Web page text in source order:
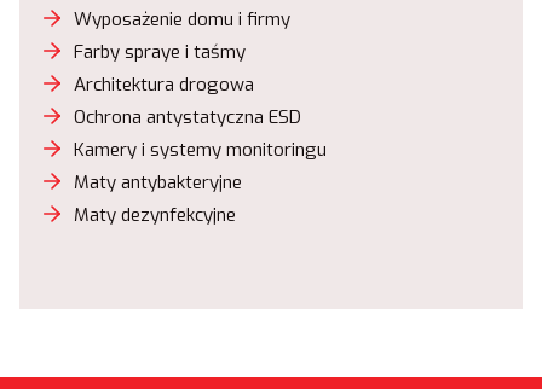
Wyposażenie domu i firmy
Farby spraye i taśmy
Architektura drogowa
Ochrona antystatyczna ESD
Kamery i systemy monitoringu
Maty antybakteryjne
Maty dezynfekcyjne